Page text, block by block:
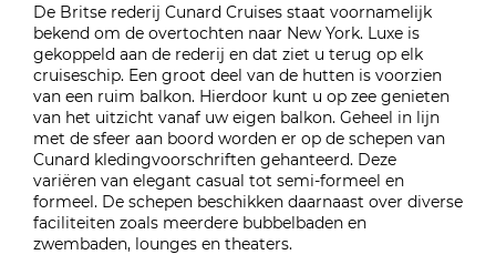
De Britse rederij Cunard Cruises staat voornamelijk
bekend om de overtochten naar New York. Luxe is
gekoppeld aan de rederij en dat ziet u terug op elk
cruiseschip. Een groot deel van de hutten is voorzien
van een ruim balkon. Hierdoor kunt u op zee genieten
van het uitzicht vanaf uw eigen balkon. Geheel in lijn
met de sfeer aan boord worden er op de schepen van
Cunard kledingvoorschriften gehanteerd. Deze
variëren van elegant casual tot semi-formeel en
formeel. De schepen beschikken daarnaast over diverse
faciliteiten zoals meerdere bubbelbaden en
zwembaden, lounges en theaters.